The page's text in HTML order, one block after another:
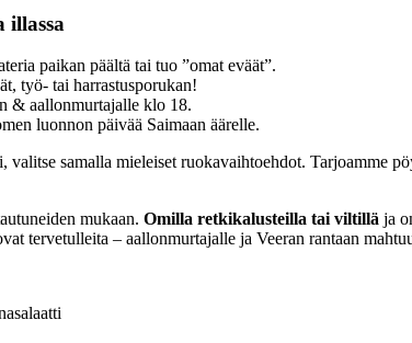
illassa
paikan päältä tai tuo ”omat eväät”.
työ- tai harrastusporukan!
& aallonmurtajalle klo 18.
luonnon päivää Saimaan äärelle.
valitse samalla mieleiset ruokavaihtoehdot. Tarjoamme
mukaan. Omilla retkikalusteilla tai viltillä ja
tervetulleita – aallonmurtajalle ja Veeran rantaan